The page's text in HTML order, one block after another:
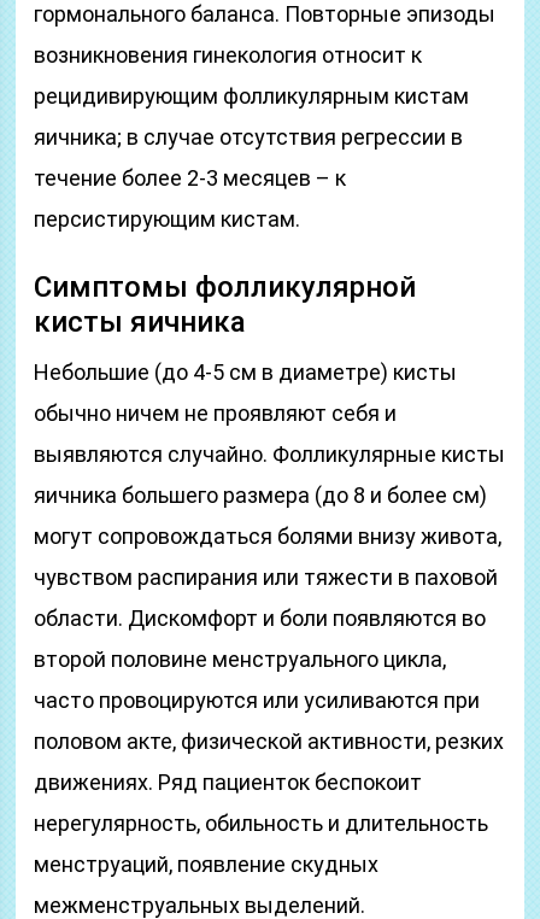
гормонального баланса. Повторные эпизоды
возникновения гинекология относит к
рецидивирующим фолликулярным кистам
яичника; в случае отсутствия регрессии в
течение более 2-3 месяцев – к
персистирующим кистам.
Симптомы фолликулярной
кисты яичника
Небольшие (до 4-5 см в диаметре) кисты
обычно ничем не проявляют себя и
выявляются случайно. Фолликулярные кисты
яичника большего размера (до 8 и более см)
могут сопровождаться болями внизу живота,
чувством распирания или тяжести в паховой
области. Дискомфорт и боли появляются во
второй половине менструального цикла,
часто провоцируются или усиливаются при
половом акте, физической активности, резких
движениях. Ряд пациенток беспокоит
нерегулярность, обильность и длительность
менструаций, появление скудных
межменструальных выделений.